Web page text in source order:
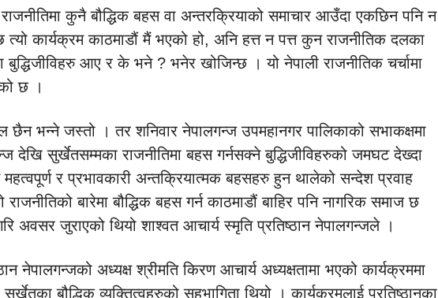
कुनै बौद्धिक बहस वा अन्तरक्रियाको समाचार आउँदा एकछिन पनि न
त्यो कार्यक्रम काठमाडौं मैं भएको हो, अनि हत्त न पत्त कुन राजनीतिक दलका
आए र के भने ? भनेर खोजिन्छ । यो नेपाली राजनीतिक चर्चामा
छ ।
छैन भन्ने जस्तो । तर शनिवार नेपालगन्ज उपमहानगर पालिकाको सभाकक्षमा
देखि सुर्खेतसम्मका राजनीतिमा बहस गर्नसक्ने बुद्धिजीविहरुको जमघट देख्दा
महत्वपूर्ण र प्रभावकारी अन्तक्रियात्मक बहसहरु हुन थालेको सन्देश प्रवाह
बारेमा बौद्धिक बहस गर्न काठमाडौं बाहिर पनि नागरिक समाज छ
अवसर जुराएको थियो शाश्वत आचार्य स्मृति प्रतिष्ठान नेपालगन्जले ।
नेपालगन्जको अध्यक्ष श्रीमति किरण आचार्य अध्यक्षतामा भएको कार्यक्रममा
बौद्धिक व्यक्तित्वहरुको सहभागिता थियो । कार्यक्रमलाई प्रतिष्ठानका